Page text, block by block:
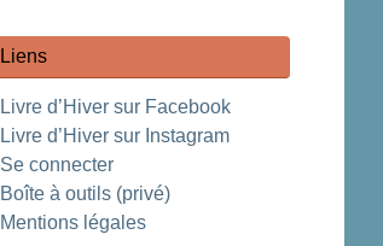
Liens
Livre d’Hiver sur Facebook
Livre d’Hiver sur Instagram
Se connecter
Boîte à outils (privé)
Mentions légales